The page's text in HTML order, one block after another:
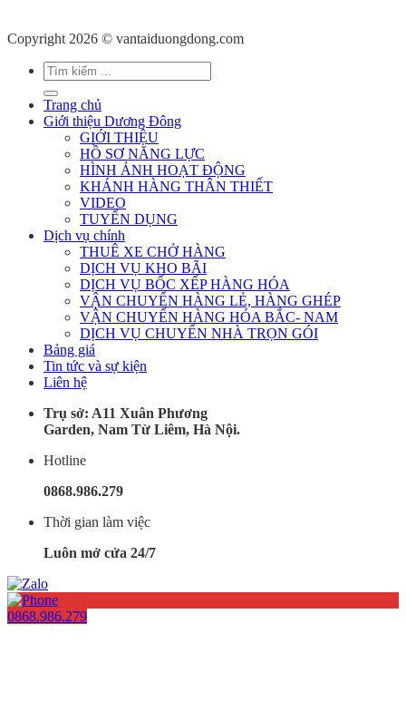
Copyright 2026 © vantaiduongdong.com
Trang chủ
Giới thiệu Dương Đông
GIỚI THIỆU
HỒ SƠ NĂNG LỰC
HÌNH ẢNH HOẠT ĐỘNG
KHÁNH HÀNG THÂN THIẾT
VIDEO
TUYỂN DỤNG
Dịch vụ chính
THUÊ XE CHỞ HÀNG
DỊCH VỤ KHO BÃI
DỊCH VỤ BỐC XẾP HÀNG HÓA
VẬN CHUYỂN HÀNG LẺ, HÀNG GHÉP
VẬN CHUYỂN HÀNG HÓA BẮC- NAM
DỊCH VỤ CHUYỂN NHÀ TRỌN GÓI
Bảng giá
Tin tức và sự kiện
Liên hệ
Trụ sở: A11 Xuân Phương
Garden, Nam Từ Liêm, Hà Nội.
Hotline
0868.986.279
Thời gian làm việc
Luôn mở cửa 24/7
0868.986.279